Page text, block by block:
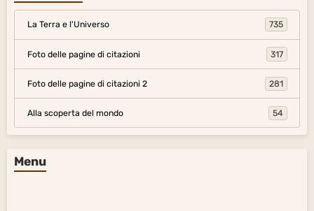
La Terra e l'Universo 735
Foto delle pagine di citazioni 317
Foto delle pagine di citazioni 2 281
Alla scoperta del mondo 54
Menu